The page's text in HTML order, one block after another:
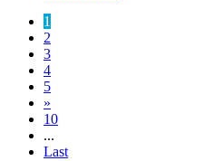
1
2
3
4
5
»
10
...
Last